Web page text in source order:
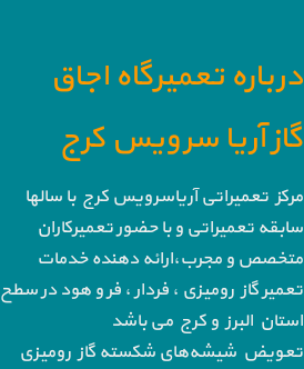
درباره تعمیرگاه اجاق
گاز آریا سرویس کرج
مرکز تعمیراتی آریاسرویس کرج با سالها
سابقه تعمیراتی و با حضور تعمیرکاران
متخصص و مجرب،ارائه دهنده خدمات
تعمیر گاز رومیزی ، فردار ، فر و هود در سطح
استان البرز و کرج می باشد
تعویض شیشه‌های شکسته گاز رومیزی